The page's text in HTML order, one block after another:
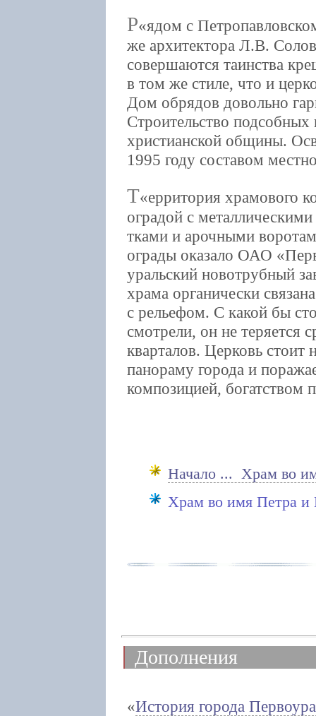
Р ядом с
же архитектора Л.В.
совершаются таинства
в том же стиле, что и
Дом обрядов довольно
Строительство подсобных
христианской общины.
1995 году составом
Т ерритория храмового
оградой с
тками и арочными
ограды оказало ОАО
уральский новотрубный
храма органически связана
с рельефом. С какой бы
смотрели, он не теряется
кварталов. Церковь стоит
панораму города и
композицией, богатством
Начало ... Храм во
Храм во имя Петра
Дополнения
История города